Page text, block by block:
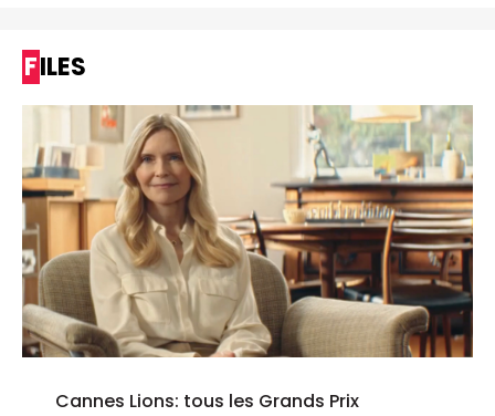
FILES
Cannes Lions: tous les Grands Prix